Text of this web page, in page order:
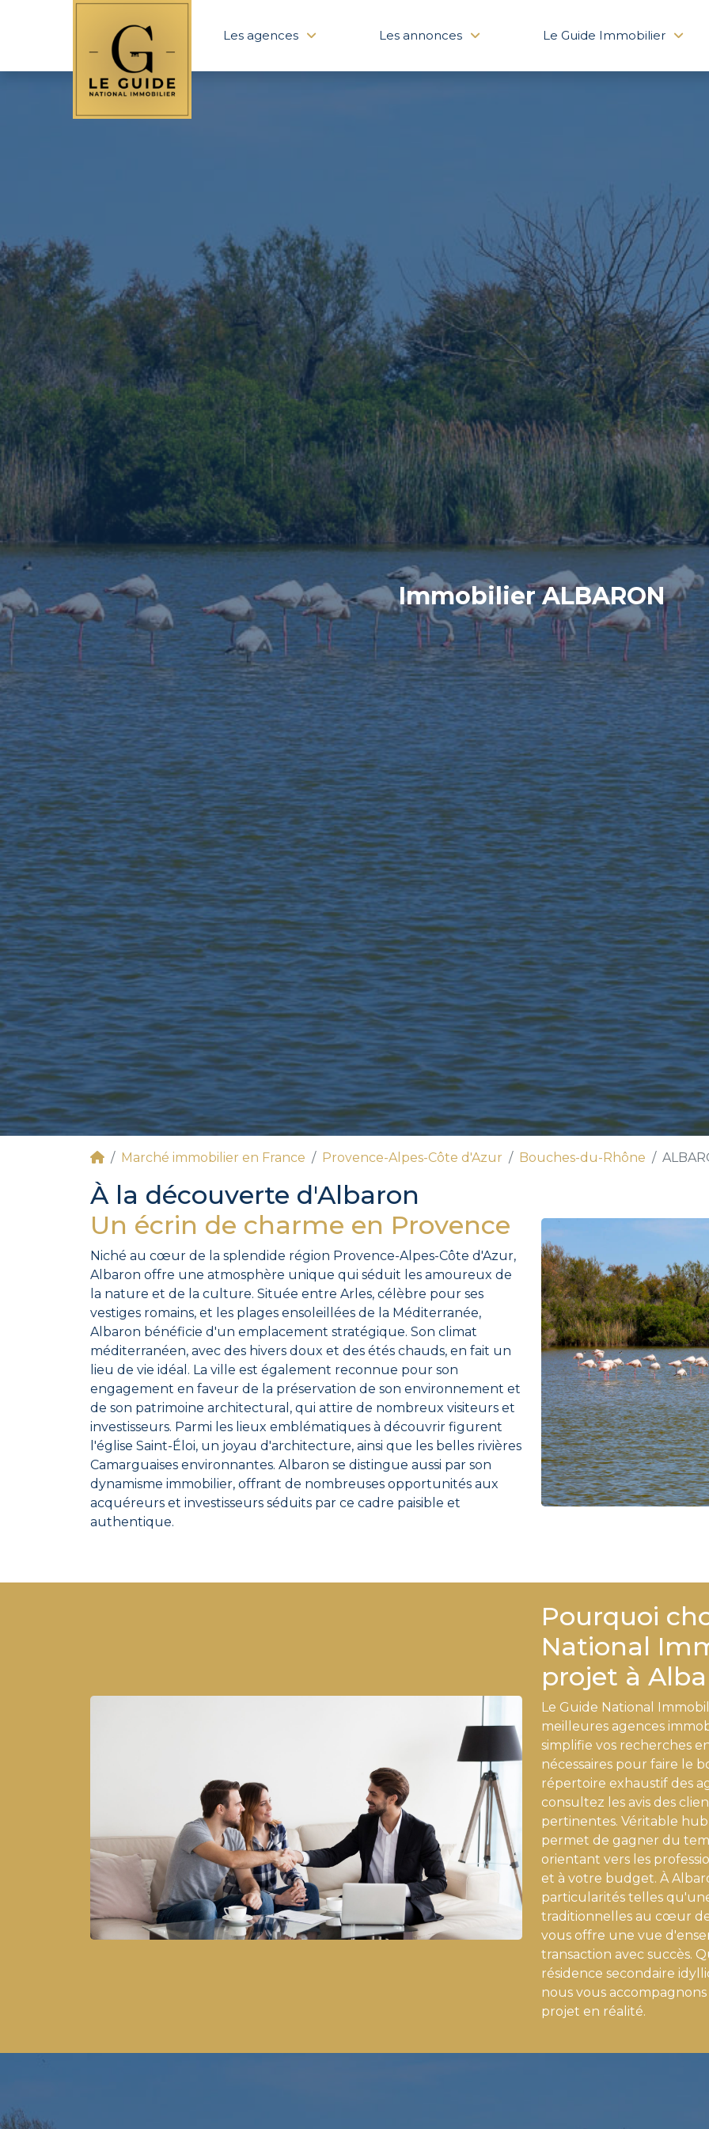
Les agences Les annonces Le Guide Immobilier
Immobilier ALBARON
Marché immobilier en France Provence-Alpes-Côte d'Azur Bouches-du-Rhône
À la découverte d'Albaron
Un écrin de charme en Provence
Niché au cœur de la splendide région Provence-Alpes-Côte d'Azur,
Albaron offre une atmosphère unique qui séduit les amoureux de
la nature et de la culture. Située entre Arles, célèbre pour ses
vestiges romains, et les plages ensoleillées de la Méditerranée,
Albaron bénéficie d'un emplacement stratégique. Son climat
méditerranéen, avec des hivers doux et des étés chauds, en fait un
lieu de vie idéal. La ville est également reconnue pour son
engagement en faveur de la préservation de son environnement et
de son patrimoine architectural, qui attire de nombreux visiteurs et
investisseurs. Parmi les lieux emblématiques à découvrir figurent
l'église Saint-Éloi, un joyau d'architecture, ainsi que les belles rivières
Camarguaises environnantes. Albaron se distingue aussi par son
dynamisme immobilier, offrant de nombreuses opportunités aux
acquéreurs et investisseurs séduits par ce cadre paisible et
authentique.
Pourquoi
National
projet à
Le Guide National
meilleures agences
simplifie vos recherches
nécessaires pour faire le
répertoire exhaustif des
consultez les avis des
pertinentes. Véritable
permet de gagner du
orientant vers les
et à votre budget. À
particularités telles
traditionnelles au cœur
vous offre une vue
transaction avec succès.
résidence secondaire
nous vous
projet en réalité.